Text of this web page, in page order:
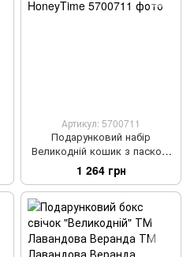
Артикул: 5700711
Подарунковий набір
Великодній кошик з паскою
та ковбасою TM HoneyTime
1 264 грн